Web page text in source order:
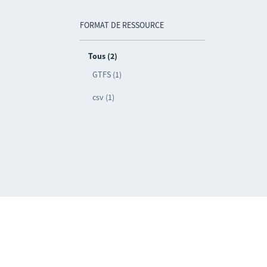
FORMAT DE RESSOURCE
Tous (2)
GTFS (1)
csv (1)